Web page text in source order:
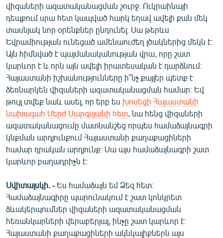
վիզաների ազատականացման շուրջ։ Ուկրաինայի
դեպքում սրա հետ կապված հարկ եղավ ավելի քան մեկ
տասնյակ նոր օրենքներ ընդունել։ Սա թերևս
Եվրամիության ունեցած ամենաուժեղ լծակներից մեկն է։
Այն հիմնված է պայմանականության վրա, որը շատ
կարևոր է և որն այն ավելի իրատեսական է դարձնում։
Հայաստանի իշխանությունները ի՞նչ քայլեր պետք է
ձեռնարկեն վիզաների ազատականացման համար։ Եվ
թույլ տվեք նաև ասել, որ երբ ես խոսեցի Հայաստանի
նախագահ Սերժ Սարգսյանի հետ , նա հենց վիզաների
ազատականացումը մատնանշեց որպես համաձայնագրի
կնքման արդյունքում Հայաստանի քաղաքացիների
համար դրական արդյունք։ Սա այս համաձայնագրի շատ
կարևոր բաղադրիչն է։
Սվիտալսկի. - Ես համաձայն եմ Ձեզ հետ։
Համաձայնագիրը պարունակում է շատ կոնկրետ
ձևակերպումներ վիզաների ազատականացման
հեռանկարների վերաբերյալ, ինչը շատ կարևոր է։
Հայաստանի քաղաքացիների ակնկալիքներն այս